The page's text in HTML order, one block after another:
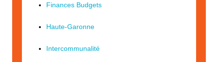
Finances Budgets
Haute-Garonne
Intercommunalité